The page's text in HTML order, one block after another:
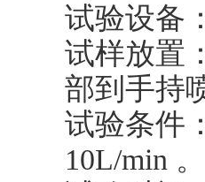
试验设备
试样放置
部到手持
试验条件
10L/min 。